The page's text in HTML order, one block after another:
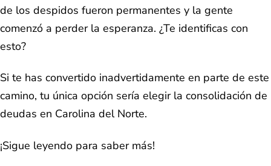
de los despidos fueron permanentes y la gente
comenzó a perder la esperanza. ¿Te identificas con
esto?
Si te has convertido inadvertidamente en parte de este
camino, tu única opción sería elegir la consolidación de
deudas en Carolina del Norte.
¡Sigue leyendo para saber más!